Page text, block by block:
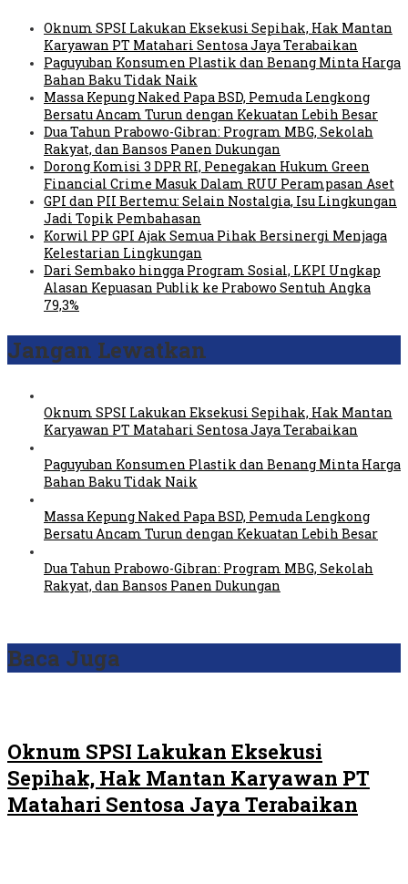
Oknum SPSI Lakukan Eksekusi Sepihak, Hak Mantan
Karyawan PT Matahari Sentosa Jaya Terabaikan
Paguyuban Konsumen Plastik dan Benang Minta Harga
Bahan Baku Tidak Naik
Massa Kepung Naked Papa BSD, Pemuda Lengkong
Bersatu Ancam Turun dengan Kekuatan Lebih Besar
Dua Tahun Prabowo-Gibran: Program MBG, Sekolah
Rakyat, dan Bansos Panen Dukungan
Dorong Komisi 3 DPR RI, Penegakan Hukum Green
Financial Crime Masuk Dalam RUU Perampasan Aset
GPI dan PII Bertemu: Selain Nostalgia, Isu Lingkungan
Jadi Topik Pembahasan
Korwil PP GPI Ajak Semua Pihak Bersinergi Menjaga
Kelestarian Lingkungan
Dari Sembako hingga Program Sosial, LKPI Ungkap
Alasan Kepuasan Publik ke Prabowo Sentuh Angka
79,3%
Jangan Lewatkan
Oknum SPSI Lakukan Eksekusi Sepihak, Hak Mantan
Karyawan PT Matahari Sentosa Jaya Terabaikan
Paguyuban Konsumen Plastik dan Benang Minta Harga
Bahan Baku Tidak Naik
Massa Kepung Naked Papa BSD, Pemuda Lengkong
Bersatu Ancam Turun dengan Kekuatan Lebih Besar
Dua Tahun Prabowo-Gibran: Program MBG, Sekolah
Rakyat, dan Bansos Panen Dukungan
Baca Juga
Oknum SPSI Lakukan Eksekusi
Sepihak, Hak Mantan Karyawan PT
Matahari Sentosa Jaya Terabaikan